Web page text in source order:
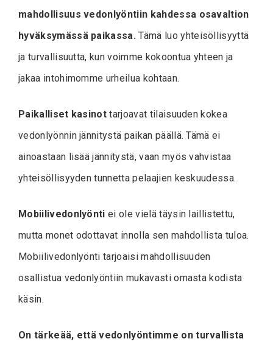
mahdollisuus vedonlyöntiin kahdessa osavaltion
hyväksymässä paikassa. Tämä luo yhteisöllisyyttä
ja turvallisuutta, kun voimme kokoontua yhteen ja
jakaa intohimomme urheilua kohtaan.
Paikalliset kasinot tarjoavat tilaisuuden kokea
vedonlyönnin jännitystä paikan päällä. Tämä ei
ainoastaan lisää jännitystä, vaan myös vahvistaa
yhteisöllisyyden tunnetta pelaajien keskuudessa.
Mobiilivedonlyönti ei ole vielä täysin laillistettu,
mutta monet odottavat innolla sen mahdollista tuloa.
Mobiilivedonlyönti tarjoaisi mahdollisuuden
osallistua vedonlyöntiin mukavasti omasta kodista
käsin.
On tärkeää, että vedonlyöntimme on turvallista